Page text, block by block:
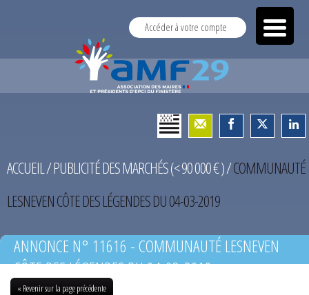
Accéder à votre compte
ACCUEIL/PUBLICITÉ DES MARCHÉS (< 90 000 € )/COMMUNAUTÉ
LESNEVEN CÔTE DES LÉGENDES DU 04-03-2019
ANNONCE N° 11616 - COMMUNAUTÉ LESNEVEN
CÔTE DES LÉGENDES DU 04-03-2019
« Revenir sur la page précédente